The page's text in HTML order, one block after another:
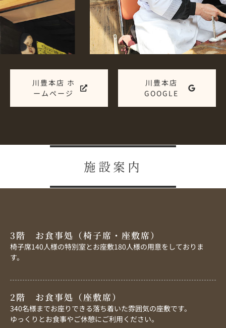
川豊本店 ホ
ームページ
川豊本店
GOOGLE
施設案内
3階 お食事処（椅子席・座敷席）
椅子席140人様の特別室とお座敷180人様の用意をしておりま
す。
2階 お食事処（座敷席）
340名様までお座りできる落ち着いた雰囲気の座敷です。
ゆっくりとお食事やご休憩にご利用ください。